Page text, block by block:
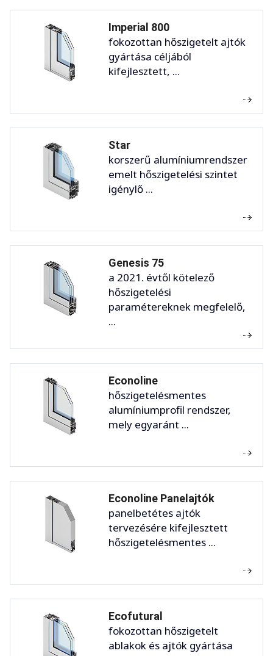
Imperial 800
fokozottan hőszigetelt ajtók
gyártása céljából
kifejlesztett, ...
Star
korszerű alumíniumrendszer
emelt hőszigetelési szintet
igénylő ...
Genesis 75
a 2021. évtől kötelező
hőszigetelési
paramétereknek megfelelő,
...
Econoline
hőszigetelésmentes
alumíniumprofil rendszer,
mely egyaránt ...
Econoline Panelajtók
panelbetétes ajtók
tervezésére kifejlesztett
hőszigetelésmentes ...
Ecofutural
fokozottan hőszigetelt
ablakok és ajtók gyártása